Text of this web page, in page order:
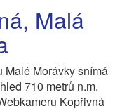
Malá
Malé Morávky snímá
710 metrů n.m.
Kopřivná